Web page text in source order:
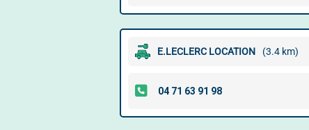
E.LECLERC LOCATION (3.4 km)